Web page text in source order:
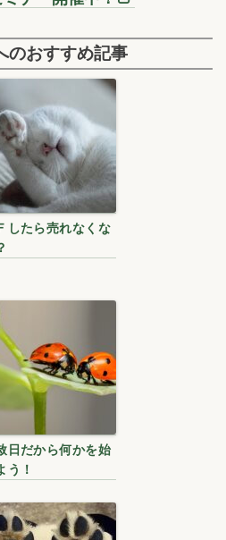
のおすすめ記事
したら売れなくな
日だから何かを始
う！